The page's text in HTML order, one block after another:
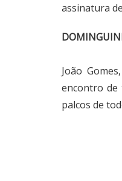
assinatura
João
encontro de
palcos de